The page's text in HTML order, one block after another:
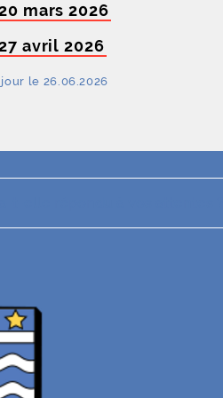
mars 2026
avril 2026
le 26.06.2026